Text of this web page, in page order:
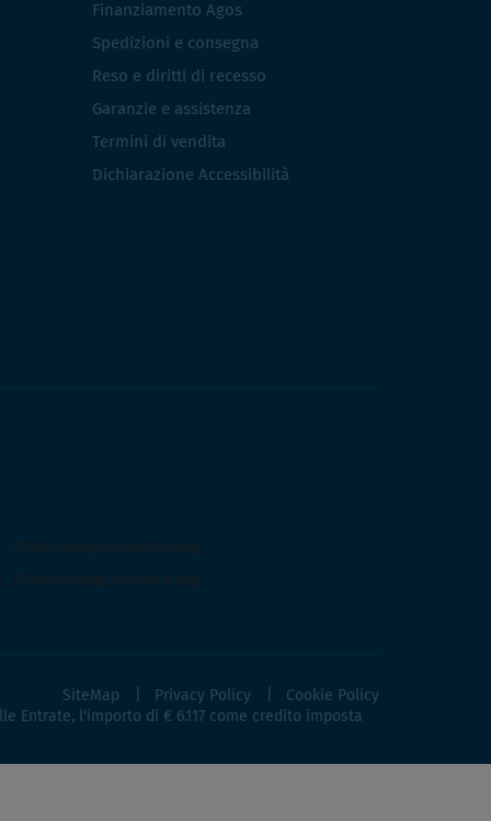
Finanziamento Agos
Spedizioni e consegna
Reso e diritti di recesso
Garanzie e assistenza
Termini di vendita
Dichiarazione Accessibilità
SiteMap Privacy Policy
Cookie Policy
Entrate, l'importo di € 6.117 come credito imposta